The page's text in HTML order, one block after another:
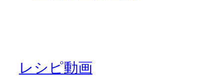
レシピ動画